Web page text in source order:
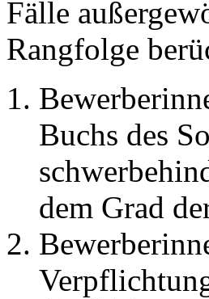
Fälle
Rangfolge
Buchs des
dem Grad